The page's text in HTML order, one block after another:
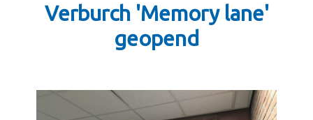
Verburch 'Memory lane'
geopend